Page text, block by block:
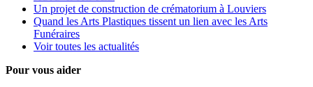
Un projet de construction de crématorium à Louviers
Quand les Arts Plastiques tissent un lien avec les Arts
Funéraires
Voir toutes les actualités
Pour vous aider